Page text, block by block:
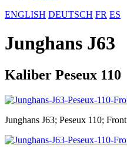
ENGLISH DEUTSCH FR ES
Junghans J63
Kaliber Peseux 110
Junghans J63; Peseux 110; Front